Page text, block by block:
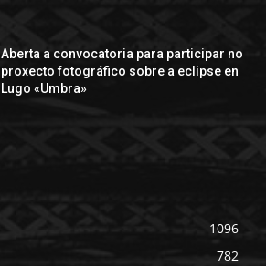
Aberta a convocatoria para participar no
proxecto fotográfico sobre a eclipse en
Lugo «Umbra»
1096
782